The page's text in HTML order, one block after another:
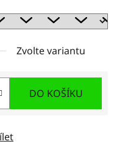
Zvolte variantu
DO KOŠÍKU